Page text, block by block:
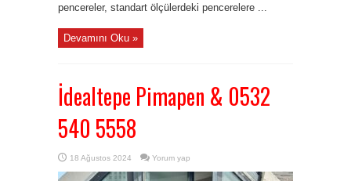
pencereler, standart ölçülerdeki pencerelere ...
Devamını Oku »
İdealtepe Pimapen & 0532
540 5558
18 Ağustos 2024 Yorum yap